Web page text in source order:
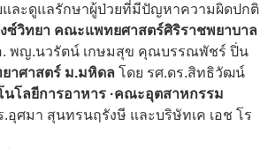
และดูแลรักษาผู้ป่วยที่มีปัญหาความผิดปกติ
ซ์วิทยา คณะแพทยศาสตร์ศิริราชพยาบาล
. พญ.นวรัตน์ เกษมสุข คุณบรรณพัชร์ ปิ่น
าศาสตร์ ม.มหิดล โดย รศ.ดร.สิทธิวัฒน์
โลยีการอาหาร ·คณะอุตสาหกรรม
อุศมา สุนทรนฤรังษี และบริษัทเค เอช โร